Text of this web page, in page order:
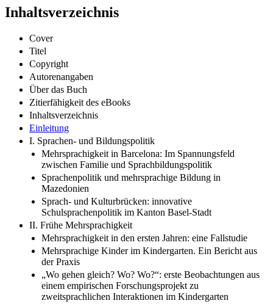
Inhaltsverzeichnis
Cover
Titel
Copyright
Autorenangaben
Über das Buch
Zitierfähigkeit des eBooks
Inhaltsverzeichnis
Einleitung
I. Sprachen- und Bildungspolitik
Mehrsprachigkeit in Barcelona: Im Spannungsfeld
zwischen Familie und Sprachbildungspolitik
Sprachenpolitik und mehrsprachige Bildung in
Mazedonien
Sprach- und Kulturbrücken: innovative
Schulsprachenpolitik im Kanton Basel-Stadt
II. Frühe Mehrsprachigkeit
Mehrsprachigkeit in den ersten Jahren: eine Fallstudie
Mehrsprachige Kinder im Kindergarten. Ein Bericht aus
der Praxis
„Wo gehen gleich? Wo? Wo?“: erste Beobachtungen aus
einem empirischen Forschungsprojekt zu
zweitsprachlichen Interaktionen im Kindergarten